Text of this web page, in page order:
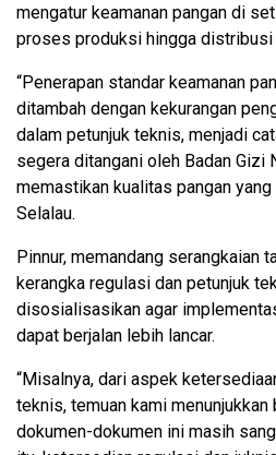
mengatur keamanan pangan di
proses produksi hingga distribusi
“Penerapan standar keamanan
ditambah dengan kekurangan
dalam petunjuk teknis, menjadi
segera ditangani oleh Badan Gizi
memastikan kualitas pangan yang
Selalau.
Pinnur, memandang serangkaian
kerangka regulasi dan petunjuk
disosialisasikan agar
dapat berjalan lebih lancar.
“Misalnya, dari aspek
teknis, temuan kami
dokumen-dokumen ini masih